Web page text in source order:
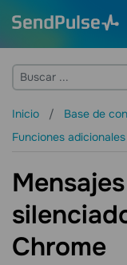
Inicio Base de
Funciones adicionales
Chrome